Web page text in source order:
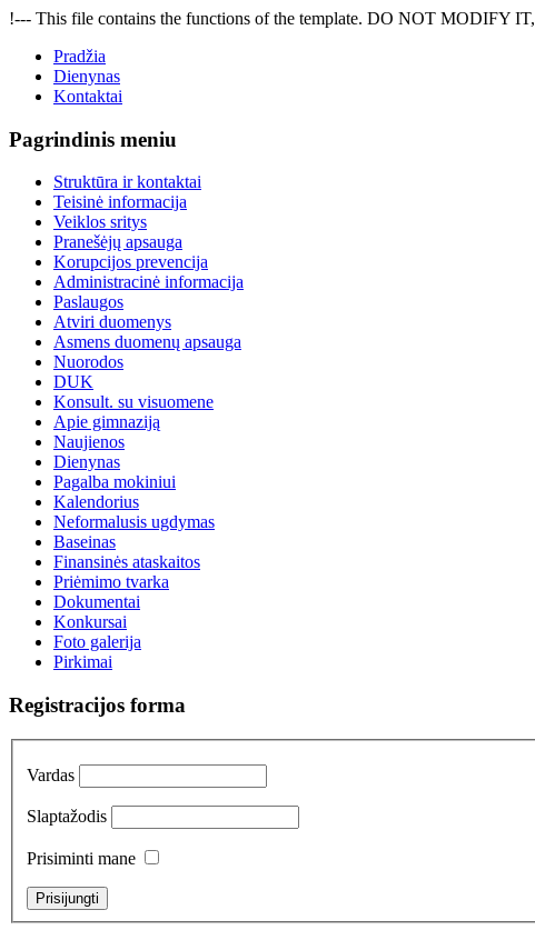
!--- This file contains the functions of the template. DO NOT MODIFY
Pradžia
Dienynas
Kontaktai
Pagrindinis meniu
Struktūra ir kontaktai
Teisinė informacija
Veiklos sritys
Pranešėjų apsauga
Korupcijos prevencija
Administracinė informacija
Paslaugos
Atviri duomenys
Asmens duomenų apsauga
Nuorodos
DUK
Konsult. su visuomene
Apie gimnaziją
Naujienos
Dienynas
Pagalba mokiniui
Kalendorius
Neformalusis ugdymas
Baseinas
Finansinės ataskaitos
Priėmimo tvarka
Dokumentai
Konkursai
Foto galerija
Pirkimai
Registracijos forma
Vardas
Slaptažodis
Prisiminti mane